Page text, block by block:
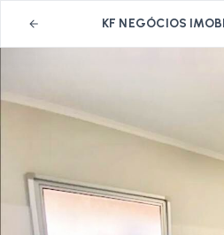
KF NEGÓCIOS